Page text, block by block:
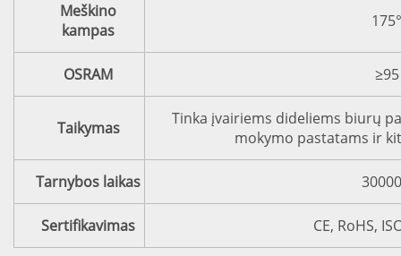
Meškino
kampas
175°
OSRAM ≥95
Taikymas
Tinka įvairiems dideliems biurų
mokymo pastatams ir
Tarnybos laikas
Sertifikavimas CE, RoHS,